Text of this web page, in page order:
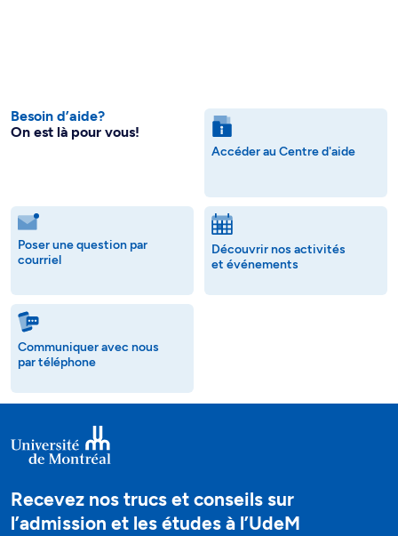
Besoin d’aide?
On est là pour vous!
Accéder au Centre d'aide
Poser une question par
courriel
Découvrir nos activités
et événements
Communiquer avec nous
par téléphone
Recevez nos trucs et conseils sur
l’admission et les études à l’UdeM